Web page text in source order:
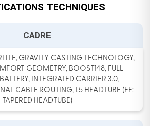
TECHNIQUES
CADRE
GRAVITY CASTING TECHNOLOGY,
GEOMETRY, BOOST148, FULL
INTEGRATED CARRIER 3.0,
CABLE ROUTING, 1.5 HEADTUBE (EE:
TAPERED HEADTUBE)